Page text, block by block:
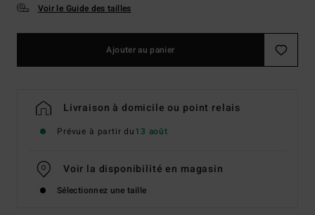
Voir le Guide des tailles
Ajouter au panier
Livraison à domicile ou point relais
Prévue à partir du13 août
Voir la disponibilité en magasin
Sélectionnez une taille